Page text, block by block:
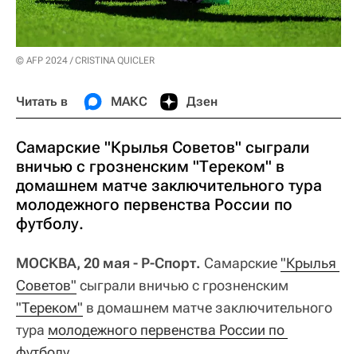
© AFP 2024 / CRISTINA QUICLER
Читать в МАКС Дзен
Самарские "Крылья Советов" сыграли
вничью с грозненским "Тереком" в
домашнем матче заключительного тура
молодежного первенства России по
футболу.
МОСКВА, 20 мая - Р-Спорт. Самарские"Крылья
Советов" сыграли вничью с грозненским
"Тереком" в домашнем матче заключительного
тура молодежного первенства России по